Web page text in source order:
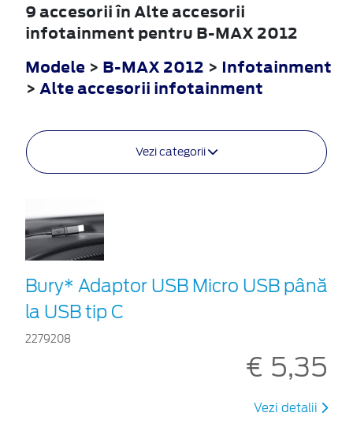
9 accesorii în Alte accesorii
infotainment pentru B-MAX 2012
Modele > B-MAX 2012 > Infotainment
> Alte accesorii infotainment
Vezi categorii
Bury* Adaptor USB Micro USB până
la USB tip C
2279208
€ 5,35
Vezi detalii